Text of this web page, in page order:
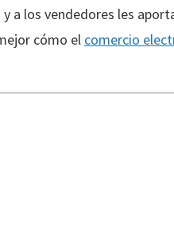
a los vendedores les
cómo el comercio